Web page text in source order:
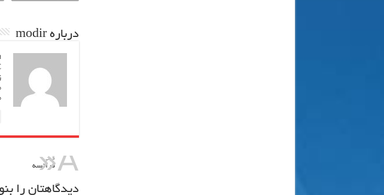
درباره modir
قبلي
فرانسه
دیدگاهتان را